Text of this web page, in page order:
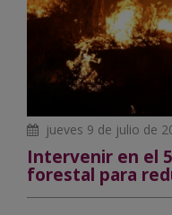
jueves 9 de julio de
Intervenir en el
forestal para